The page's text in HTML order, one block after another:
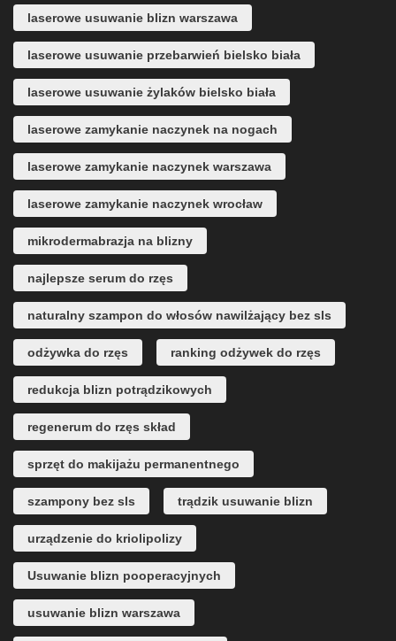
laserowe usuwanie blizn warszawa
laserowe usuwanie przebarwień bielsko biała
laserowe usuwanie żylaków bielsko biała
laserowe zamykanie naczynek na nogach
laserowe zamykanie naczynek warszawa
laserowe zamykanie naczynek wrocław
mikrodermabrazja na blizny
najlepsze serum do rzęs
naturalny szampon do włosów nawilżający bez sls
odżywka do rzęs ranking odżywek do rzęs
redukcja blizn potrądzikowych
regenerum do rzęs skład
sprzęt do makijażu permanentnego
szampony bez sls trądzik usuwanie blizn
urządzenie do kriolipolizy
Usuwanie blizn pooperacyjnych
usuwanie blizn warszawa